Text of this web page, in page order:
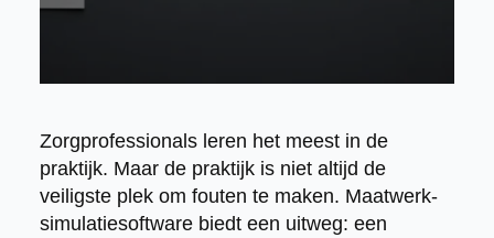
Zorgprofessionals leren het meest in de
praktijk. Maar de praktijk is niet altijd de
veiligste plek om fouten te maken. Maatwerk-
simulatiesoftware biedt een uitweg: een